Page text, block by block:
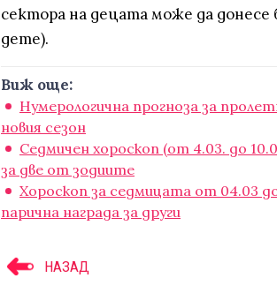
сектора на децата може да
дете).
Виж още:
Нумерологична прогноза за
новия сезон
Седмичен хороскоп (от 4.03. до
за две от зодиите
Хороскоп за седмицата от 04.03
парична награда за други
НАЗАД